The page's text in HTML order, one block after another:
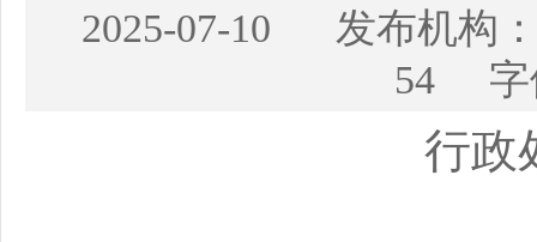
2025-07-10 发布机构
54 字
行政